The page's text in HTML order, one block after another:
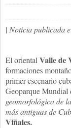
| Noticia publicada
El oriental Valle de
formaciones
primer escenario
Geoparque Mundial
geomorfológica de
más antiguas de
Viñales.